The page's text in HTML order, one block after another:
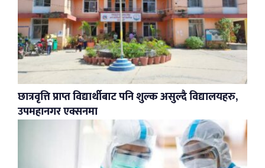
छात्रवृत्ति प्राप्त विद्यार्थीबाट पनि शुल्क असुल्दै विद्यालयहरु,
उपमहानगर एक्सनमा